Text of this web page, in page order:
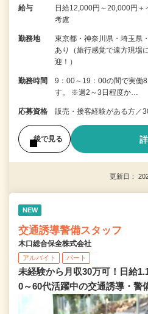
給与
日給12,000円～20,000円
考慮
勤務地
東京都・神奈川県・埼玉県
あり（旅行感覚で遠方現場
迎！）
勤務時間
9：00～19：00の間で実働
す。 ※週2～3日程度か…
応募資格 販売・接客経験がある方／
後で見る
更新日：
NEW
交通誘導警備スタッフ
木口総合保全株式会社
アルバイト パート
未経験から月収30万可！日給
0～60代活躍中の交通誘導・警